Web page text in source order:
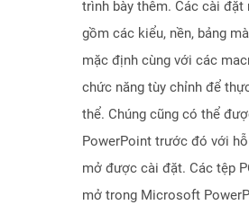
trình bày thêm. Các cài đặt
gồm các kiểu, nền, bảng
mặc định cùng với các
chức năng tùy chỉnh để
thể. Chúng cũng có thể
PowerPoint trước đó với
mở được cài đặt. Các tệp
mở trong Microsoft